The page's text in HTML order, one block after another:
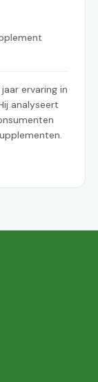
ervaring in
analyseert